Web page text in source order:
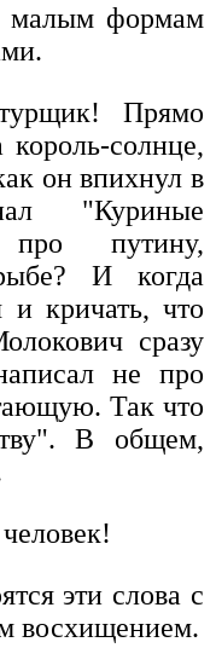
малым формам
Прямо
солнце,
он впихнул в
"Куриные
путину,
И когда
и кричать, что
сразу
не про
Так что
В общем,
эти слова с
восхищением.